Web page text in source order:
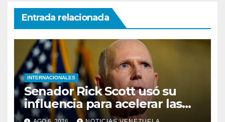
Entrada relacionada
INTERNACIONALES
Senador Rick Scott usó su
influencia para acelerar las
elecciones en Venezuela